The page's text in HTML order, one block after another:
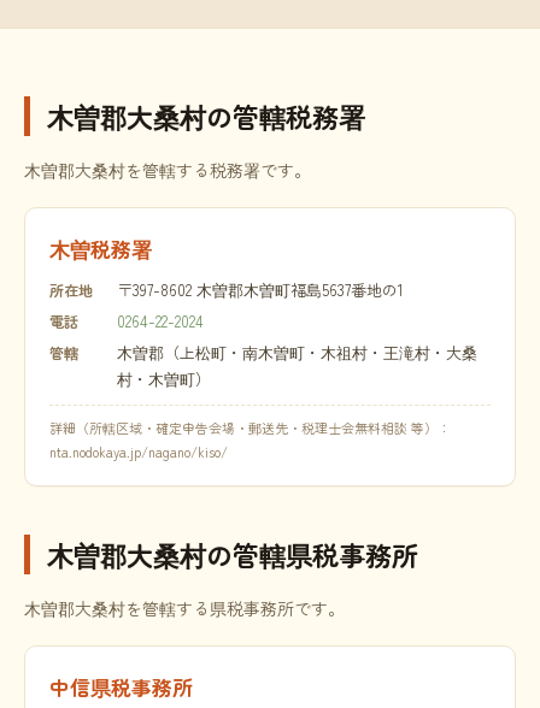
木曽郡大桑村の管轄税務署
木曽郡大桑村を管轄する税務署です。
木曽税務署
所在地 〒397-8602 木曽郡木曽町福島5637番地の1
電話 0264-22-2024
管轄
木曽郡（上松町・南木曽町・木祖村・王滝村・大桑
村・木曽町）
詳細（所轄区域・確定申告会場・郵送先・税理士会無料相談 等）：
nta.nodokaya.jp/nagano/kiso/
木曽郡大桑村の管轄県税事務所
木曽郡大桑村を管轄する県税事務所です。
中信県税事務所